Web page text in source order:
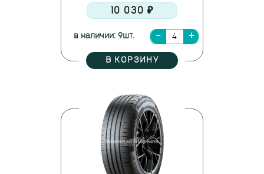
10 030 ₽
в наличии: 9шт.
В КОРЗИНУ